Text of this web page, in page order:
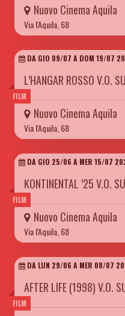
Nuovo Cinema Aquila
Via l'Aquila, 68
FILM
DA GIO 09/07 A DOM 19/07
L’HANGAR ROSSO V.O.
Nuovo Cinema Aquila
Via l'Aquila, 68
FILM
DA GIO 25/06 A MER 15/07
KONTINENTAL ’25 V.O.
Nuovo Cinema Aquila
Via l'Aquila, 68
FILM
DA LUN 29/06 A MER 08/07
AFTER LIFE (1998) V.O.